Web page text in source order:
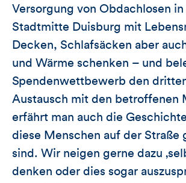
Versorgung von Obdachlosen
Stadtmitte Duisburg mit
Decken, Schlafsäcken aber
und Wärme schenken – und
Spendenwettbewerb den
Austausch mit den betroffenen
erfährt man auch die
diese Menschen auf der Straße
sind. Wir neigen gerne dazu
denken oder dies sogar